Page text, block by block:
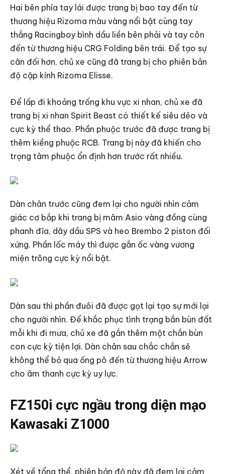
Hai bên phía tay lái được trang bị bao tay đến từ
thương hiệu Rizoma màu vàng nổi bật cùng tay
thắng Racingboy bình dầu liền bên phải và tay côn
đến từ thương hiệu CRG Folding bên trái. Để tạo sự
cân đối hơn, chủ xe cũng đã trang bị cho phiên bản
độ cặp kính Rizoma Elisse.
Để lấp đi khoảng trống khu vực xi nhan, chủ xe đã
trang bị xi nhan Spirit Beast có thiết kế siêu dẻo và
cực kỳ thể thao. Phần phuộc trước đã được trang bị
thêm kiềng phuộc RCB. Trang bị này đã khiến cho
trọng tâm phuộc ổn định hơn trước rất nhiều.
Dàn chân trước cũng đem lại cho người nhìn cảm
giác cơ bắp khi trang bị mâm Asio vàng đồng cùng
phanh đĩa, dây dầu SPS và heo Brembo 2 piston đối
xứng. Phần lốc máy thì được gắn ốc vàng vương
miện trông cực kỳ nổi bật.
Dàn sau thì phần đuôi đã được gọt lại tạo sự mới lại
cho người nhìn. Để khắc phục tình trạng bắn bùn đất
mỗi khi đi mưa, chủ xe đã gắn thêm một chắn bùn
con cực kỳ tiện lợi. Dàn chân sau chắc chắn sẽ
không thể bỏ qua ống pô đến từ thương hiệu Arrow
cho âm thanh cực kỳ uy lực.
FZ150i cực ngầu trong diện mạo
Kawasaki Z1000
Xét về tổng thể, phiên bản độ này đã đem lại cảm